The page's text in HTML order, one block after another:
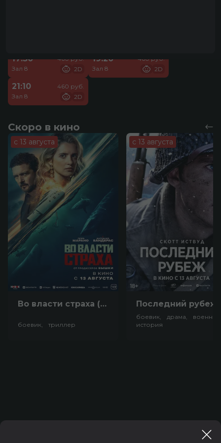
17:30
Зал 8
460 руб.
2D
19:20
Зал 8
460 руб.
2D
21:10
Зал 8
460 руб.
2D
Скоро в кино
с 13 августа
Во власти страха (18+)
боевик, триллер
с 13 августа
боевик, драма,
история